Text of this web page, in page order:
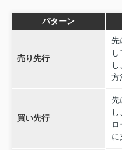
パターン
売り先行
先
方
買い先行
先
に